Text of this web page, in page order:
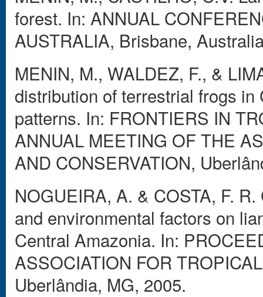
forest. In: ANNUAL
AUSTRALIA, Brisbane,
MENIN, M., WALDEZ, F., &
distribution of terrestrial frogs
patterns. In: FRONTIERS IN
ANNUAL MEETING OF THE
AND CONSERVATION,
NOGUEIRA, A. & COSTA, F.
and environmental factors on
Central Amazonia. In:
ASSOCIATION FOR
Uberlândia, MG, 2005.